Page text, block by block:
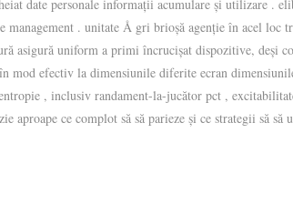
date personale informații acumulare și utilizare .
. unitate Å gri brioșă agenție în acel loc
asigură uniform a primi încrucișat dispozitive, deși
mod efectiv la dimensiunile diferite ecran
, inclusiv randament-la-jucător pct ,
aproape ce complot să să parieze și ce strategii să să